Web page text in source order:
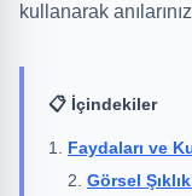
kullanarak
📋 İçindekiler
Faydaları ve
Görsel